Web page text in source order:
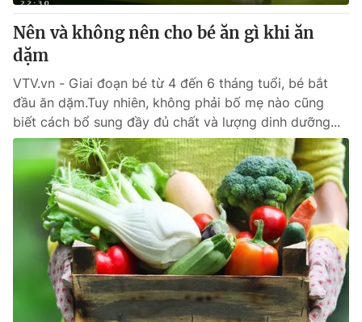
® Cấm sao chép dưới mọi hình thức nếu không có sự chấp
thuận bằng văn bản. Ghi rõ nguồn VTV.vn khi phát hành lại
thông tin từ website này.
Nên và không nên cho bé ăn gì khi ăn
dặm
VTV.vn - Giai đoạn bé từ 4 đến 6 tháng tuổi, bé bắt
đầu ăn dặm.Tuy nhiên, không phải bố mẹ nào cũng
biết cách bổ sung đầy đủ chất và lượng dinh dưỡng...